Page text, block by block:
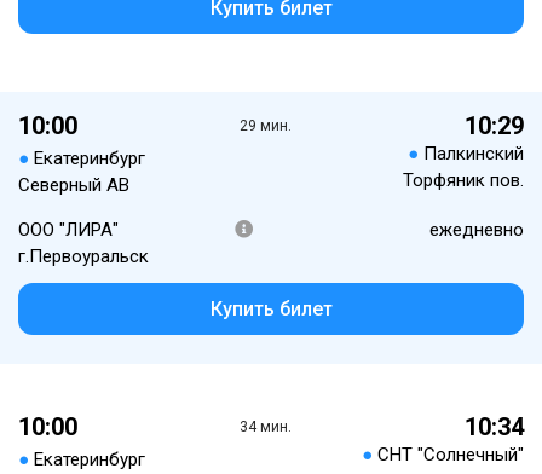
Купить билет
10:00
● Екатеринбург
Северный АВ
29 мин. 10:29
● Палкинский
Торфяник пов.
ООО "ЛИРА"
г.Первоуральск
ежедневно
Купить билет
10:00
● Екатеринбург
34 мин. 10:34
● СНТ "Солнечный"